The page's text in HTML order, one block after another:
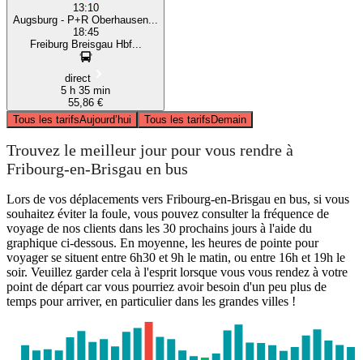
13:10
Augsburg - P+R Oberhausen...
18:45
Freiburg Breisgau Hbf...
direct
5 h 35 min
55,86 €
Tous les tarifsAujourd’hui Tous les tarifsDemain
Trouvez le meilleur jour pour vous rendre à
Fribourg-en-Brisgau en bus
Lors de vos déplacements vers Fribourg-en-Brisgau en bus, si vous
souhaitez éviter la foule, vous pouvez consulter la fréquence de
voyage de nos clients dans les 30 prochains jours à l'aide du
graphique ci-dessous. En moyenne, les heures de pointe pour
voyager se situent entre 6h30 et 9h le matin, ou entre 16h et 19h le
soir. Veuillez garder cela à l'esprit lorsque vous vous rendez à votre
point de départ car vous pourriez avoir besoin d'un peu plus de
temps pour arriver, en particulier dans les grandes villes !